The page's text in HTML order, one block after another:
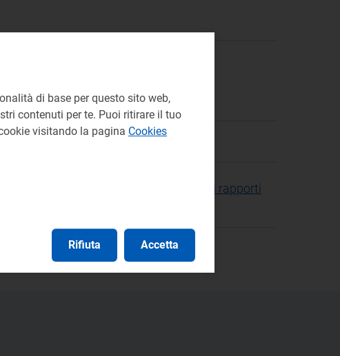
territorio nazionale per la gestione dei rapporti
di base per questo sito web,
contenuti per te. Puoi ritirare il tuo
visitando la pagina Cookies
Rifiuta Accetta